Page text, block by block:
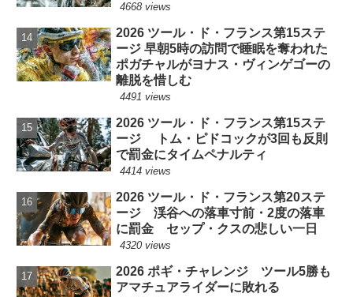
4668 views
2026 ツール・ド・フランス第15ステ
ージ 早朝5時の訪問で睡眠を奪われた
ポガチャルがヨナス・ヴィンゲゴーの
離脱を惜しむ
4491 views
2026 ツール・ド・フランス第15ステ
ージ トム・ピドコックが3回も反則
で罰金にタイムペナルティ
4414 views
2026 ツール・ド・フランス第20ステ
ージ 渓谷への落車寸前・2度の落車
に罰金 セップ・クスの悲しい一日
4320 views
2026 ポギ・チャレンジ ツール5勝も
アマチュアライダーに敗れる